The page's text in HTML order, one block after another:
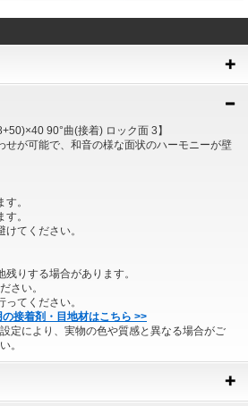
90°曲(接着) ロック面 3】
せが可能で、和音の様な面状のハーモニーが壁
す。
す。
けてください。
りする場合があります。
さい。
てください。
接着剤・目地材はこちら >>
定により、実物の色や質感と異なる場合がご
。